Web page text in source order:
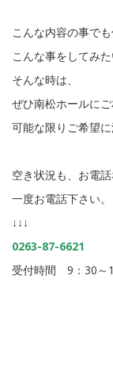
こんな内容の事で
こんな事をしてみた
そんな時は、
ぜひ南松ホールにご
可能な限りご希望
空き状況も、お電
一度お電話下さい。
↓↓↓
0263-87-6621
受付時間 9：30～